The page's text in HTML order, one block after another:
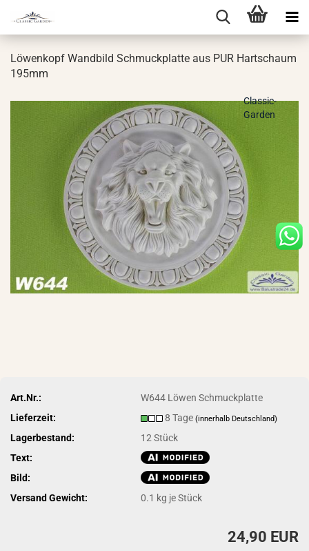
Lö­wen­kopf Wand­bild Schmuck­plat­te aus PUR Hart­schaum
195mm
Classic-
Garden
Art.Nr.:
W644 Löwen Schmuckplatte
Lieferzeit:
8 Tage(innerhalb Deutschland)
Lagerbestand: 12Stück
Text:
Bild:
Versand Gewicht:
0.1 kg je Stück
24,90 EUR